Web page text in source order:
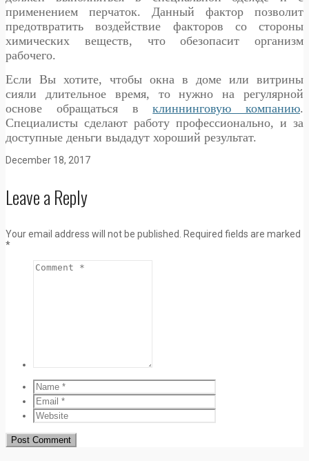
применением перчаток. Данный фактор позволит
предотвратить воздействие факторов со стороны
химических веществ, что обезопасит организм
рабочего.
Если Вы хотите, чтобы окна в доме или витрины
сияли длительное время, то нужно на регулярной
основе обращаться вклиннинговую компанию.
Специалисты сделают работу профессионально, и за
доступные деньги выдадут хороший результат.
December 18, 2017
Leave a Reply
Your email address will not be published. Required fields are marked
*